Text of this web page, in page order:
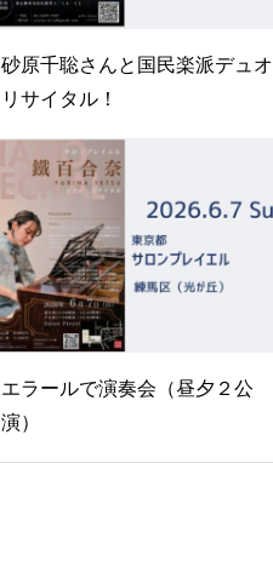
砂原千聡さんと国民楽派デュオ
リサイタル！
エラールで演奏会（昼夕２公
演）